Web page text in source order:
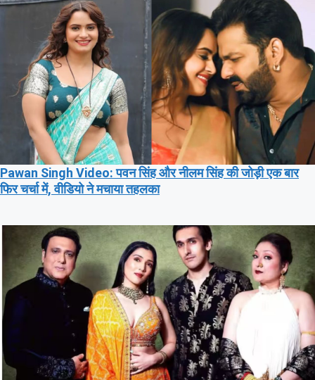
Pawan Singh Video: पवन सिंह और नीलम सिंह की जोड़ी एक बार
फिर चर्चा में, वीडियो ने मचाया तहलका